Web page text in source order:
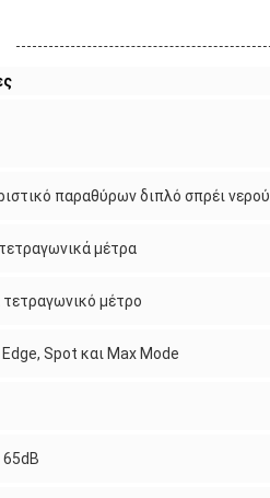
παραθύρων διπλό σπρέι νερού
μέτρα
μέτρο
Spot και Max Mode
65dB